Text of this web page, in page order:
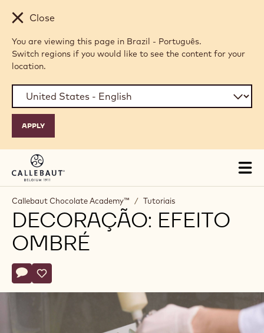
Skip to main content
Close
You are viewing this page in Brazil - Português.
Switch regions if you would like to see the content for your
location.
Callebaut Chocolate Academy™ / Tutoriais
DECORAÇÃO: EFEITO
OMBRÉ
Actions
Deixe um comentário
- Decoração: Efeito Ombré
Salvar
- Decoração: Efeito Ombré